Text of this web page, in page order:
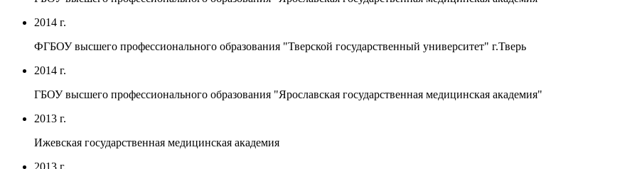
2014 г.
ФГБОУ высшего профессионального образования "Тверской государственный университет" г.Тверь
2014 г.
ГБОУ высшего профессионального образования "Ярославская государственная медицинская академия"
2013 г.
Ижевская государственная медицинская академия
2013 г.